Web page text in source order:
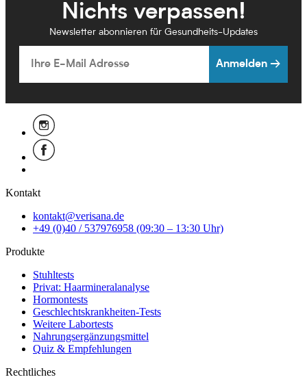
Nichts verpassen!
Newsletter abonnieren für Gesundheits-Updates
Anmelden →
Kontakt
kontakt@verisana.de
+49 (0)40 / 537976958 (09:30 – 13:30 Uhr)
Produkte
Stuhltests
Privat: Haarmineralanalyse
Hormontests
Geschlechtskrankheiten-Tests
Weitere Labortests
Nahrungsergänzungsmittel
Quiz & Empfehlungen
Rechtliches